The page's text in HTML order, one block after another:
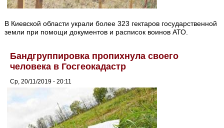
В Киевской области украли более 323 гектаров государственной
земли при помощи документов и расписок воинов АТО.
Бандгруппировка пропихнула своего
человека в Госгеокадастр
Ср, 20/11/2019 - 20:11